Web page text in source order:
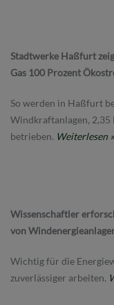
Stadtwerke Haßfurt
Gas 100 Prozent
So werden in Haßfurt
Windkraftanlagen, 2,35
betrieben. Weiterlesen »
Wissenschaftler
von
Wichtig für die
zuverlässiger arbeiten.